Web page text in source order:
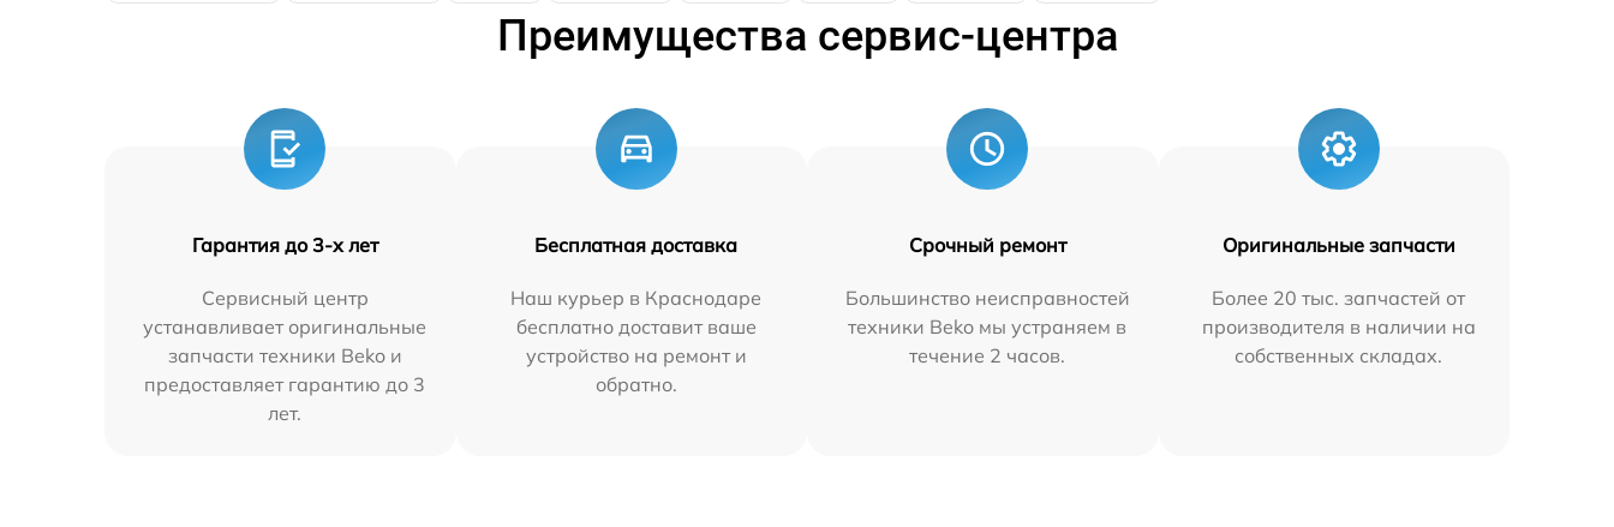
Преимущества сервис-центра
Гарантия до 3-х лет
Сервисный центр
устанавливает оригинальные
запчасти техники Beko и
предоставляет гарантию до 3
лет.
Бесплатная доставка
Наш курьер в Краснодаре
бесплатно доставит ваше
устройство на ремонт и
обратно.
Срочный ремонт
Большинство неисправностей
техники Beko мы устраняем в
течение 2 часов.
Оригинальные запчасти
Более 20 тыс. запчастей от
производителя в наличии на
собственных складах.